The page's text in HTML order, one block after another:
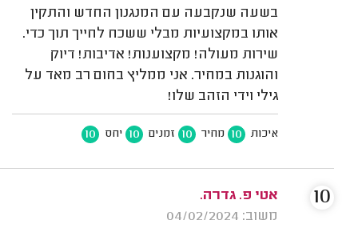
בשעה שנקבעה עם המנגנון החדש והתקין
אותו במקצועיות מבלי ששכח לחייך תוך כדי.
שירות מעולה! מקצוענות! אדיבות! דיוק
והוגנות במחיר. אני ממליץ בחום רב מאד על
גילי וידי הזהב שלו!
איכות 10 מחיר 10 זמנים 10 יחס 10
אטי פ. גדרה.
משוב: 04/02/2024
10